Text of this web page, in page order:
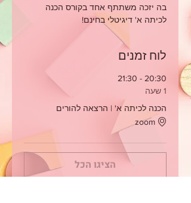
בה יזכה משתתף אחד בקורס הכנה
לכיתה א' דיגיטלי בחינם!
לוח זמנים
20:30 - 21:30
1 שעה
הכנה לכיתה א' | הרצאה להורים
zoom
הציגו הכל